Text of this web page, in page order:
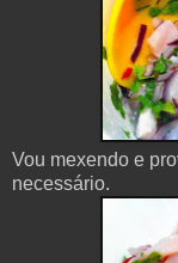
Vou mexendo e
necessário.